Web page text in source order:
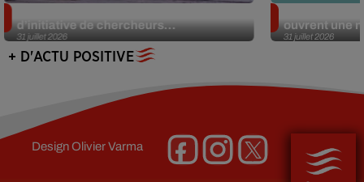
31 juillet 2026
d’initiative de chercheurs...
31 juillet 2026
ouvrent une
+ D'ACTU POSITIVE
DesignOlivier Varma